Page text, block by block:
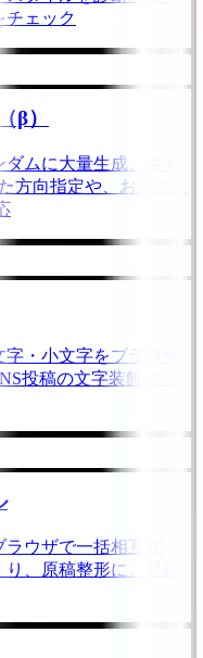
チェック
β）
ムに大量生成。キャ
方向指定や、お気に入
・小文字をブラウザ
投稿の文字装飾に。
ウザで一括相互変
、原稿整形に。登録